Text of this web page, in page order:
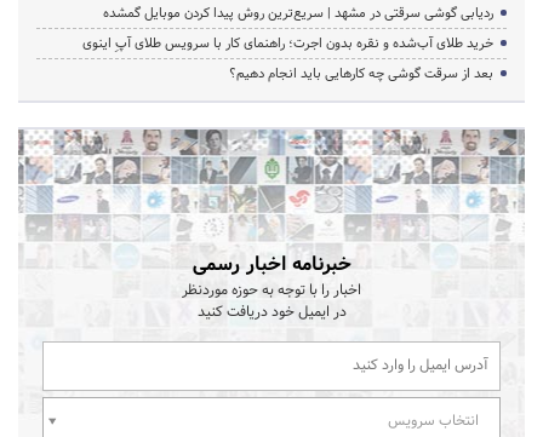
ردیابی گوشی سرقتی در مشهد | سریع‌ترین روش پیدا کردن موبایل گمشده
خرید طلای آب‌شده و نقره بدون اجرت؛ راهنمای کار با سرویس طلای آپِ اینوی
بعد از سرقت گوشی چه کارهایی باید انجام دهیم؟
خبرنامه اخبار رسمی
اخبار را با توجه به حوزه موردنظر
در ایمیل خود دریافت کنید
انتخاب سرویس